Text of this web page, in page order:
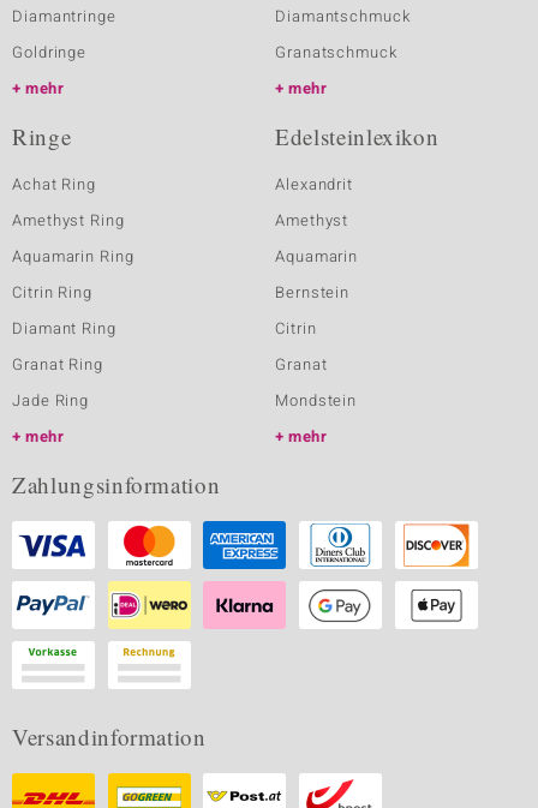
Diamantringe
Goldringe
mehr
Diamantschmuck
Granatschmuck
mehr
Ringe
Achat Ring
Amethyst Ring
Aquamarin Ring
Citrin Ring
Diamant Ring
Granat Ring
Jade Ring
mehr
Edelsteinlexikon
Alexandrit
Amethyst
Aquamarin
Bernstein
Citrin
Granat
Mondstein
mehr
Zahlungsinformation
Versandinformation